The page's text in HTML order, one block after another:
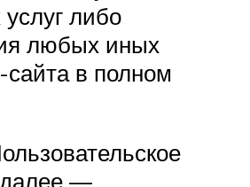
либо
любых иных
в полном
—